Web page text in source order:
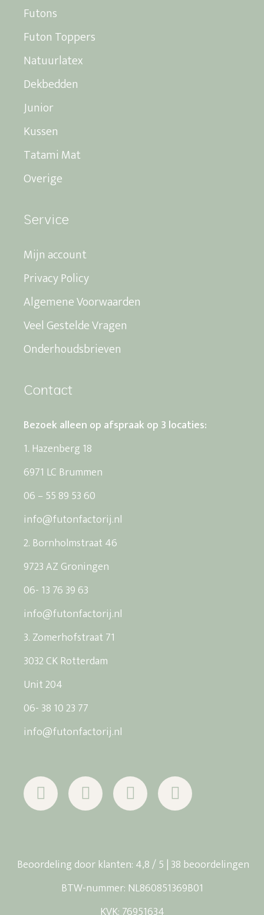
Futons
Futon Toppers
Natuurlatex
Dekbedden
Junior
Kussen
Tatami Mat
Overige
Service
Mijn account
Privacy Policy
Algemene Voorwaarden
Veel Gestelde Vragen
Onderhoudsbrieven
Contact
Bezoek alleen op afspraak op 3 locaties:
1. Hazenberg 18
6971 LC Brummen
06 – 55 89 53 60
info@futonfactorij.nl
2. Bornholmstraat 46
9723 AZ Groningen
06- 13 76 39 63
info@futonfactorij.nl
3. Zomerhofstraat 71
3032 CK Rotterdam
Unit 204
06- 38 10 23 77
info@futonfactorij.nl
Beoordeling door klanten: 4,8/5 | 38 beoordelingen
BTW-nummer: NL860851369B01